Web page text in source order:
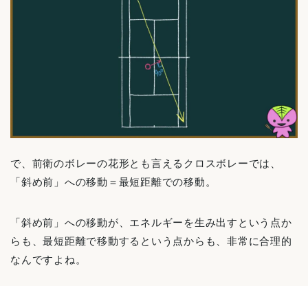
で、前衛のボレーの花形とも言えるクロスボレーでは、
「斜め前」への移動＝最短距離での移動。
「斜め前」への移動が、エネルギーを生み出すという点か
らも、最短距離で移動するという点からも、非常に合理的
なんですよね。